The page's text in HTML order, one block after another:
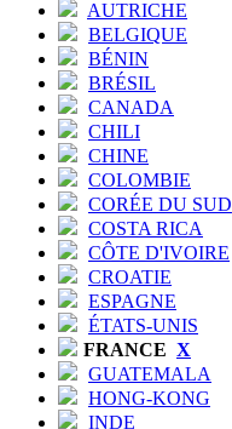
AUTRICHE
BELGIQUE
BÉNIN
BRÉSIL
CANADA
CHILI
CHINE
COLOMBIE
CORÉE DU SUD
COSTA RICA
CÔTE D'IVOIRE
CROATIE
ESPAGNE
ÉTATS-UNIS
FRANCE X
GUATEMALA
HONG-KONG
INDE